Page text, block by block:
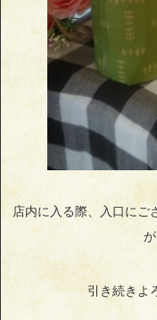
店内に入る際、入口にご
引き続きよ